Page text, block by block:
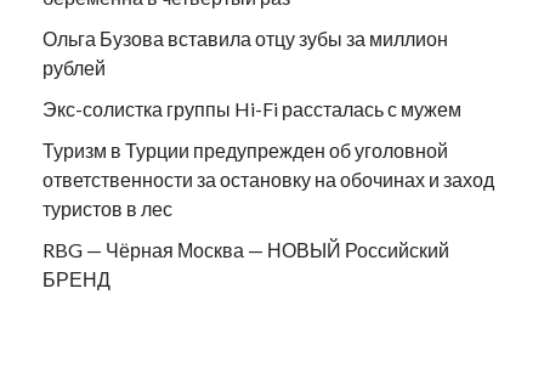
Ольга Бузова вставила отцу зубы за миллион
рублей
Экс-солистка группы Hi-Fi рассталась с мужем
Туризм в Турции предупрежден об уголовной
ответственности за остановку на обочинах и заход
туристов в лес
RBG — Чёрная Москва — НОВЫЙ Российский
БРЕНД